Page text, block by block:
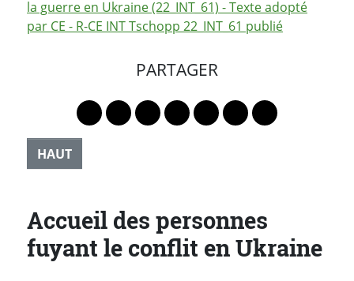
la guerre en Ukraine (22_INT_61) - Texte adopté
par CE - R-CE INT Tschopp 22_INT_61 publié
PARTAGER
Lien vers le profil Mastodon
Lien vers le profil Bluesky
Lien vers le profil Instagram
Lien vers le profil Linkedin
Lien vers le profil
Lien vers le profil
Partager par
HAUT
Accueil des personnes
fuyant le conflit en Ukraine